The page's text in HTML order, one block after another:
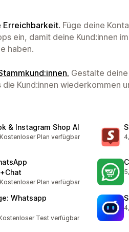
Füge deine
ein, damit deine Kund:innen
haben.
Gestalte
die Kund:innen wiederkommen
& Instagram Shop AI
insgesamt
Kostenloser Plan verfügbar
insgesamt
Kostenloser Plan verfügbar
Whatsapp
insgesamtTest verfügbar